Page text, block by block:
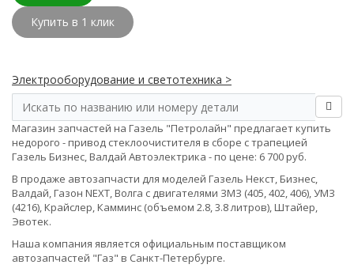
Купить в 1 клик
Электрооборудование и светотехника >
Магазин запчастей на Газель "Петролайн" предлагает купить
недорого - привод стеклоочистителя в сборе с трапецией
Газель Бизнес, Валдай Автоэлектрика - по цене: 6 700 руб.
В продаже автозапчасти для моделей Газель Некст, Бизнес,
Валдай, Газон NEXT, Волга с двигателями ЗМЗ (405, 402, 406), УМЗ
(4216), Крайслер, Камминс (объемом 2.8, 3.8 литров), Штайер,
Эвотек.
Наша компания является официальным поставщиком
автозапчастей "Газ" в Санкт-Петербурге.